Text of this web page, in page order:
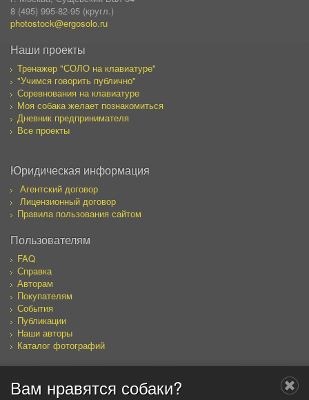
8 (495) 995-82-95 (кругл.)
photostock@ergosolo.ru
Наши проекты
Тренажер "СОЛО на клавиатуре"
"Учимся говорить публично"
Соревнования на клавиатуре
Моя собака желает познакомиться
Дневник предпринимателя
Все проекты
Юридическая информация
Агентский договор
Лицензионный договор
Правила пользования сайтом
Пользователям
FAQ
Справка
Авторам
Покупателям
События
Публикации
Наши авторы
Каталог фотографий
Мы в социальных сетях
Вам нравятся собаки?